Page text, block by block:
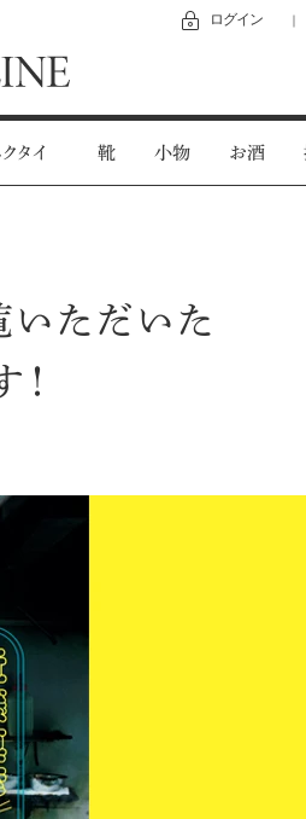
ログイン
タイ 靴 小物 お酒
いただいた